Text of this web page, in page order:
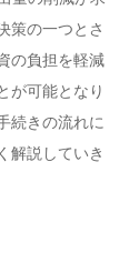
策の一つとさ
の負担を軽減
が可能となり
続きの流れに
解説していき